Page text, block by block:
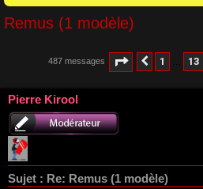
Remus (1 modèle)
487 messages Page 17 sur17
Précédent
1 13
Pierre Kirool
Sujet : Re: Remus (1 modèle)